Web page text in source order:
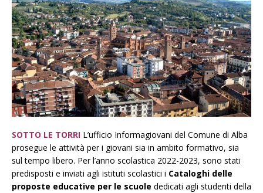
SOTTO LE TORRI L’ufficio Informagiovani del Comune di Alba
prosegue le attività per i giovani sia in ambito formativo, sia
sul tempo libero. Per l’anno scolastica 2022-2023, sono stati
predisposti e inviati agli istituti scolastici i Cataloghi delle
proposte educative per le scuole dedicati agli studenti della